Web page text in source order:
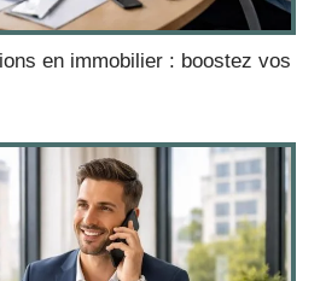
en immobilier : boostez vos